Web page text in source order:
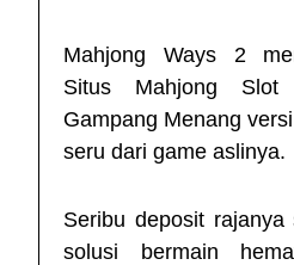
Mahjong Ways 2
Situs Mahjong
Gampang Menang
seru dari game aslinya.
Seribu deposit rajanya
solusi bermain